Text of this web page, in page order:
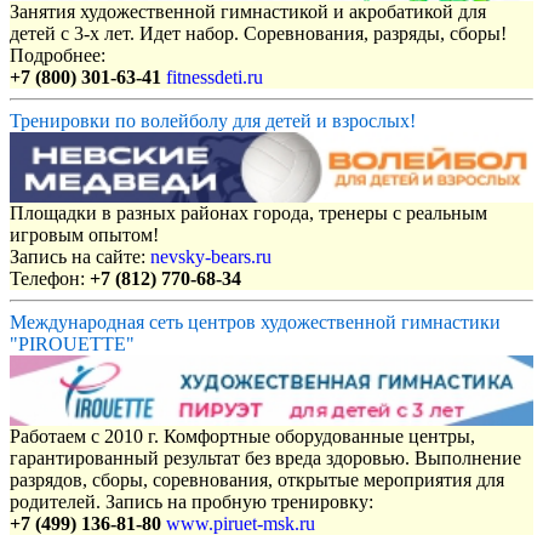
Занятия художественной гимнастикой и акробатикой для
детей с 3-х лет. Идет набор. Соревнования, разряды, сборы!
Подробнее:
+7 (800) 301-63-41 fitnessdeti.ru
Тренировки по волейболу для детей и взрослых!
Площадки в разных районах города, тренеры с реальным
игровым опытом!
Запись на сайте: nevsky-bears.ru
Телефон: +7 (812) 770-68-34
Международная сеть центров художественной гимнастики
"PIROUETTE"
Работаем с 2010 г. Комфортные оборудованные центры,
гарантированный результат без вреда здоровью. Выполнение
разрядов, сборы, соревнования, открытые мероприятия для
родителей. Запись на пробную тренировку:
+7 (499) 136-81-80 www.piruet-msk.ru